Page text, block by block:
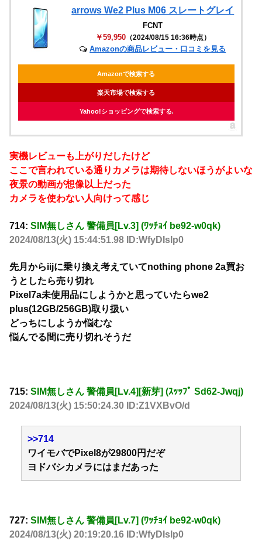
arrows We2 Plus M06 スレートグレイ
FCNT
￥59,950（2024/08/15 16:36時点）
Amazonの商品レビュー・口コミを見る
Amazonで検索する
楽天市場で検索する
Yahoo!ショッピングで検索する
実機レビューも上がりだしたけど
ここで言われている通りカメラは期待しないほうがよいな
夜景の動画が想像以上だった
カメラを使わない人向けって感じ
714: SIM無しさん 警備員[Lv.3] (ﾜｯﾁｮｲ be92-w0qk)
2024/08/13(火) 15:44:51.98 ID:WfyDIsIp0
先月からiijに乗り換え考えていてnothing phone 2a買お
うとしたら売り切れ
Pixel7a未使用品にしようかと思っていたらwe2
plus(12GB/256GB)取り扱い
どっちにしようか悩むな
悩んでる間に売り切れそうだ
715: SIM無しさん 警備員[Lv.4][新芽] (ｽｯｯﾌﾟ Sd62-Jwqj)
2024/08/13(火) 15:50:24.30 ID:Z1VXBvO/d
>>714
ワイモバでPixel8が29800円だぞ
ヨドバシカメラにはまだあった
727: SIM無しさん 警備員[Lv.7] (ﾜｯﾁｮｲ be92-w0qk)
2024/08/13(火) 20:19:20.16 ID:WfyDIsIp0